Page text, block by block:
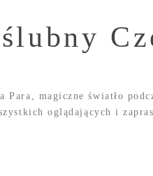
magiczne światło
oglądających i